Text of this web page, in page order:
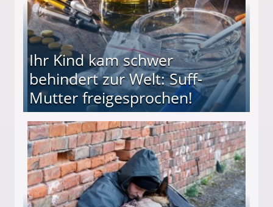
Ihr Kind kam schwer
behindert zur Welt: Suff-
Mutter freigesprochen!
Mutter freigesprochen!